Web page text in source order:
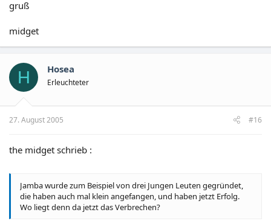
gruß
midget
H Hosea
Erleuchteter
27. August 2005 #16
the midget schrieb :
Jamba wurde zum Beispiel von drei Jungen Leuten gegründet,
die haben auch mal klein angefangen, und haben jetzt Erfolg.
Wo liegt denn da jetzt das Verbrechen?